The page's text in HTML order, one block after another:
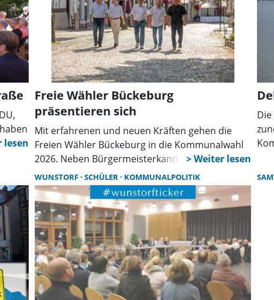
Freie Wähler Bückeburg
präsentieren sich
Mit erfahrenen und neuen Kräften gehen die
Freien Wähler Bückeburg in die Kommunalwahl
2026. Neben Bürgermeisterkandidat Andreas
Paul Schöniger treten alle Bewerberinnen und
Bewerber auch für Stadtrat, Ortsräte und den
Kreistag Schaumburg an. Das Kreistagsteam
wird durch Simone Krämer ergänzt.
WUNSTORF SCHÜLER KOMMUNALPOLITIK